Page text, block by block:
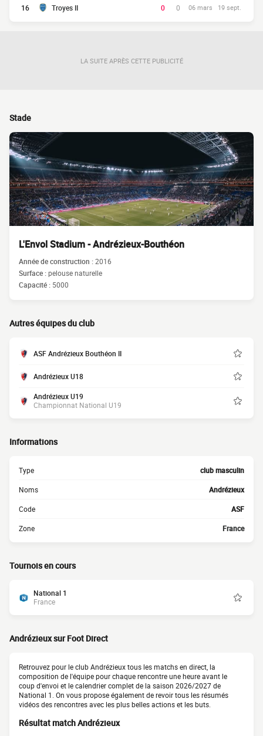
16 Troyes II 0 0 06 mars 19 sept.
LA SUITE APRÈS CETTE PUBLICITÉ
Stade
L'Envol Stadium - Andrézieux-Bouthéon
Année de construction :2016
Surface :pelouse naturelle
Capacité : 5000
Autres équipes du club
ASF Andrézieux Bouthéon II
Andrézieux U18
Andrézieux U19
Championnat National U19
Informations
Type club masculin
Noms Andrézieux
Code ASF
Zone France
Tournois en cours
National 1
France
Andrézieux sur Foot Direct
Retrouvez pour le club Andrézieux tous les matchs en direct, la
composition de l'équipe pour chaque rencontre une heure avant le
coup d'envoi et le calendrier complet de la saison 2026/2027 de
National 1. On vous propose également de revoir tous les résumés
vidéos des rencontres avec les plus belles actions et les buts.
Résultat match Andrézieux